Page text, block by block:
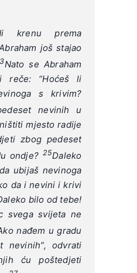
krenu prema
još stajao
Nato se Abraham
reče: “Hoćeš li
s krivim?
nevinih u
mjesto radije
zbog pedeset
ondje? 25Daleko
ubijaš nevinoga
da i nevini i krivi
bilo od tebe!
svega svijeta ne
nađem u gradu
nevinih”, odvrati
ću poštedjeti